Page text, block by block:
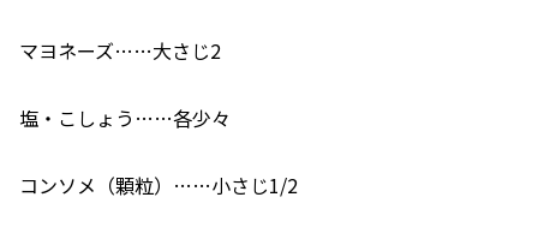
マヨネーズ……大さじ2
塩・こしょう……各少々
コンソメ（顆粒）……小さじ1/2